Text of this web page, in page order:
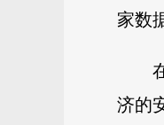
家数
济的